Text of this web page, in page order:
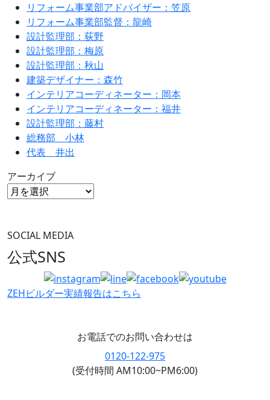
リフォーム事業部アドバイザー：笠原
リフォーム事業部監督：龍崎
設計監理部：荻野
設計監理部：梅原
設計監理部：秋山
建築デザイナー：森竹
インテリアコーディネーター：岡本
インテリアコーディネーター：福井
設計監理部：藤村
総務部 小林
代表 井出
アーカイブ
SOCIAL MEDIA
公式SNS
ZEHビルダー実績報告はこちら
お電話でのお問い合わせは
0120-122-975
(受付時間 AM10:00~PM6:00)